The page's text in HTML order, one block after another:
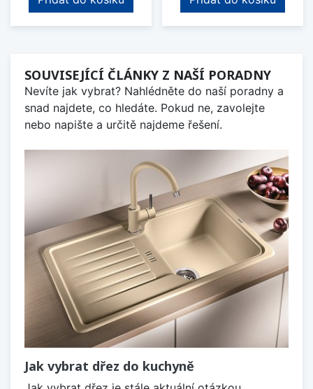
SOUVISEJÍCÍ ČLÁNKY Z NAŠÍ PORADNY
Nevíte jak vybrat? Nahlédněte do naší poradny a
snad najdete, co hledáte. Pokud ne, zavolejte
nebo napište a určitě najdeme řešení.
Jak vybrat dřez do kuchyně